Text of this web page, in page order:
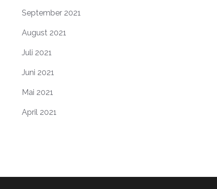
September 2021
August 2021
Juli 2021
Juni 2021
Mai 2021
April 2021